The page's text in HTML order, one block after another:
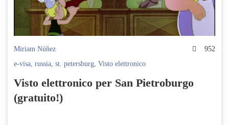
Miriam Núñez
952
e-visa, russia, st. petersburg, Visto elettronico
Visto elettronico per San Pietroburgo
(gratuito!)